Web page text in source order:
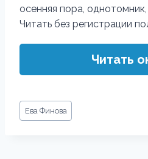
осенняя пора,
Читать без регистрации
Читать
Метки
записи:
Ева Финова